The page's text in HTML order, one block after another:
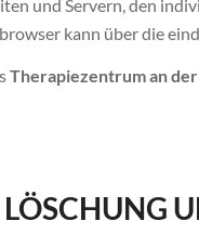
und Servern, den
kann über die
Therapiezentrum an